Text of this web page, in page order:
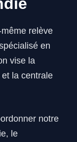
relève
en
vise la
la centrale
notre
le